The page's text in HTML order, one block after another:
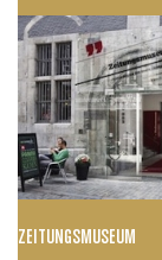
ZEITUNGSMUSEUM